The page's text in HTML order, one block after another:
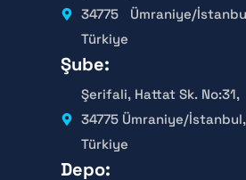
34775 Ümraniye/
Türkiye
Şube:
Şerifali, Hattat Sk. No:31,
34775 Ümraniye/İstanbul,
Türkiye
Depo: